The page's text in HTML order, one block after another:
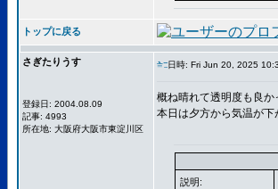
トップに戻る
さぎたりうす
登録日: 2004.08.09
記事: 4993
所在地: 大阪府大阪市東淀川区
日時: Fri Jun 20, 2025
概ね晴れて透明度も良か
本日は夕方から気温が
説明: